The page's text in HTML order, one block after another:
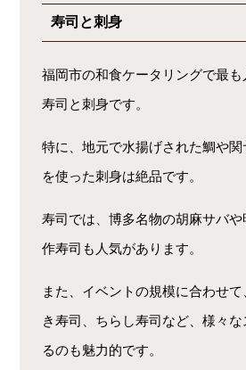
寿司と刺身
福岡市の和食ケータリングで最も
寿司と刺身です。
特に、地元で水揚げされた鯛や
を使った刺身は絶品です。
寿司では、博多名物の胡麻サバや
作寿司も人気があります。
また、イベントの規模に合わせ
き寿司、ちらし寿司など、様々
るのも魅力的です。